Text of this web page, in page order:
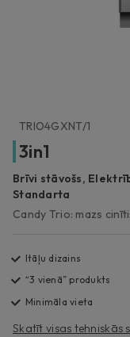
TRIO4GXNT/1
3in1
Brīvi stāvošs,
Standarta
Candy Trio: mazs
Itāļu dizains
“3 vienā” produkts
Minimāla vieta
Skatīt visas tehniskās